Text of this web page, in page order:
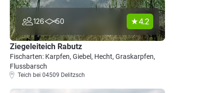
126 50 4.2
Ziegeleiteich Rabutz
Fischarten: Karpfen, Giebel, Hecht, Graskarpfen,
Flussbarsch
Teich bei 04509 Delitzsch